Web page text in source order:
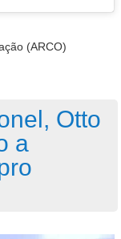
(ARCO)
Otto
a